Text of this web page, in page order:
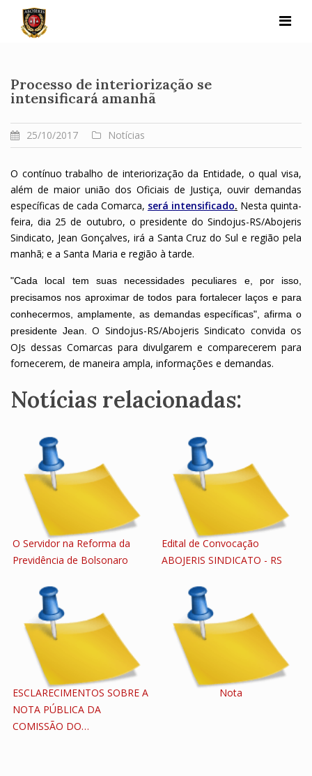
content
Processo de interiorização se
intensificará amanhã
25/10/2017 Notícias
O contínuo trabalho de interiorização da Entidade, o qual visa,
além de maior união dos Oficiais de Justiça, ouvir demandas
específicas de cada Comarca, será intensificado. Nesta quinta-
feira, dia 25 de outubro, o presidente do Sindojus-RS/Abojeris
Sindicato, Jean Gonçalves, irá a Santa Cruz do Sul e região pela
manhã; e a Santa Maria e região à tarde.
"Cada local tem suas necessidades peculiares e, por isso,
precisamos nos aproximar de todos para fortalecer laços e para
conhecermos, amplamente, as demandas específicas", afirma o
presidente Jean. O Sindojus-RS/Abojeris Sindicato convida os
OJs dessas Comarcas para divulgarem e comparecerem para
fornecerem, de maneira ampla, informações e demandas.
Notícias relacionadas:
O Servidor na Reforma da
Previdência de Bolsonaro
Edital de Convocação
ABOJERIS SINDICATO - RS
ESCLARECIMENTOS SOBRE A
NOTA PÚBLICA DA
COMISSÃO DO…
Nota